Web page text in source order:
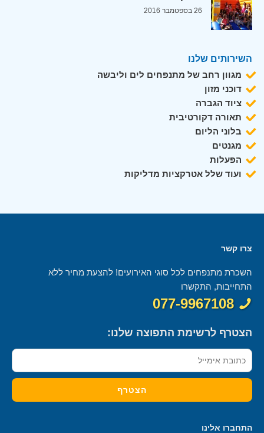
26 בספטמבר 2016
השירותים שלנו
מגוון רחב של מתנפחים לים וליבשה
דוכני מזון
ציוד הגברה
תאורה דקורטיבית
בלוני הליום
מגנטים
הפעלות
ועוד שלל אטרקציות מדליקות
צרו קשר
השכרת מתנפחים לכל סוגי האירועים! להצעת מחיר ללא
התחייבות, התקשרו
077-9967108
הצטרף לרשימת התפוצה שלנו:
התחברו אלינו